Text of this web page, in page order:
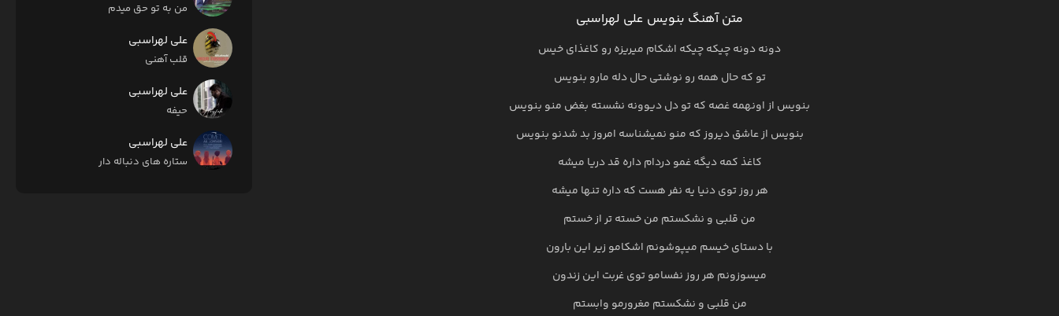
متن آهنگ بنویس علی لهراسبی
دونه دونه چیکه چیکه اشکام میریزه رو کاغذای خیس
تو که حال همه رو نوشتی حال دله مارو بنویس
بنویس از اونهمه غصه که تو دل دیوونه نشسته بغض منو بنویس
بنویس از عاشق دیروز که منو نمیشناسه امروز بد شدنو بنویس
کاغذ کمه دیگه غمو دردام داره قد دریا میشه
هر روز توی دنیا یه نفر هست که داره تنها میشه
من قلبی و نشکستم من خسته تر از خستم
با دستای خیسم میپوشونم اشکامو زیر این بارون
میسوزونم هر روز نفسامو توی غربت این زندون
من قلبی و نشکستم مغرورمو وابستم
من به تو حق میدم
علی لهراسبی
قلب آهنی
علی لهراسبی
حیفه
علی لهراسبی
ستاره های دنباله دار